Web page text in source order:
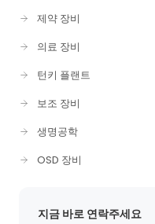
제약 장비
의료 장비
턴키 플랜트
보조 장비
생명공학
OSD 장비
지금 바로 연락주세요